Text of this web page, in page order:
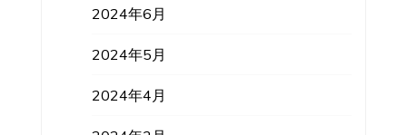
2024年6月
2024年5月
2024年4月